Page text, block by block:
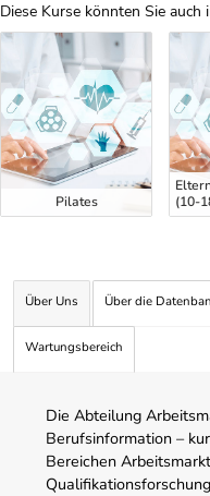
Diese Kurse könnten Sie auch
Uber Weiterbildungsvorschläge
Pilates
(10-
Über Uns Über die
Wartungsbereich
Die Abteilung
Berufsinformation –
Bereichen